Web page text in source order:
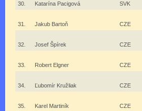
30. Katarína Pacigová SVK
31. Jakub Bartoň CZE
32. Josef Špírek CZE
33. Robert Elgner CZE
34. Ľubomír Kružliak CZE
35. Karel Martiník CZE